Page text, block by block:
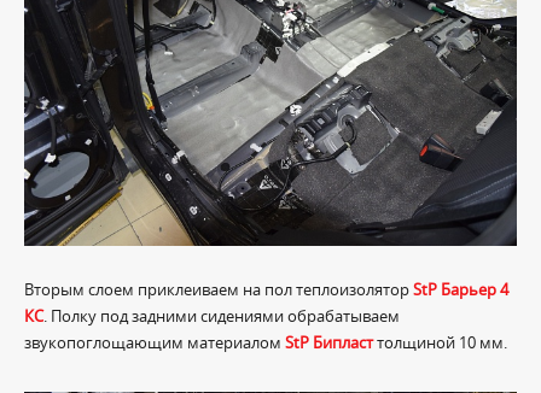
Вторым слоем приклеиваем на пол теплоизоляторStP Барьер 4
КС. Полку под задними сидениями обрабатываем
звукопоглощающим материалом StP Бипласттолщиной 10 мм.